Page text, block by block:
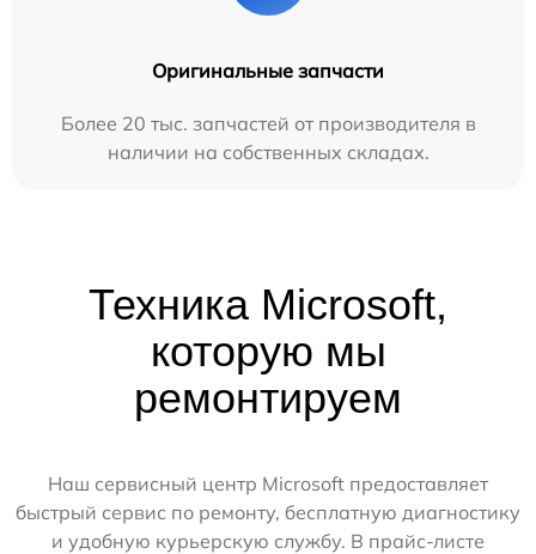
Оригинальные запчасти
Более 20 тыс. запчастей от производителя в
наличии на собственных складах.
Техника Microsoft,
которую мы
ремонтируем
Наш сервисный центр Microsoft предоставляет
быстрый сервис по ремонту, бесплатную диагностику
и удобную курьерскую службу. В прайс-листе